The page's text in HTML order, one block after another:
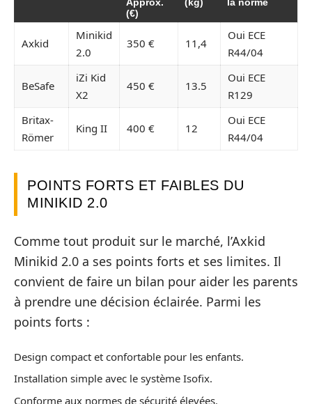
(€)
Axkid
Minikid
2.0
350 € 11,4
Oui ECE
R44/04
BeSafe
iZi Kid
X2
450 € 13.5
Oui ECE
R129
Britax-
Römer
King II 400 € 12
Oui ECE
R44/04
POINTS FORTS ET FAIBLES DU
MINIKID 2.0
Comme tout produit sur le marché, l’Axkid
Minikid 2.0 a ses points forts et ses limites. Il
convient de faire un bilan pour aider les parents
à prendre une décision éclairée. Parmi les
points forts :
Design compact et confortable pour les enfants.
Installation simple avec le système Isofix.
Conforme aux normes de sécurité élevées.